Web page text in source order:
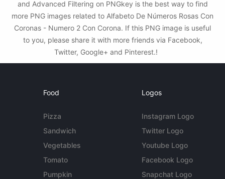
and Advanced Filtering on PNGkey is the best way to find
more PNG images related to Alfabeto De Números Rosas Con
Coronas - Numero 2 Con Corona. If this PNG image is useful
to you, please share it with more friends via Facebook,
Twitter, Google+ and Pinterest.!
Food
Pizza
Sandwich
Vegetables
Tomato
Pumpkin
Logos
Instagram Logo
Twitter Logo
Youtube Logo
Facebook Logo
Snapchat Logo